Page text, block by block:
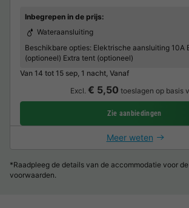
Inbegrepen in de prijs:
Wateraansluiting
Beschikbare opties: Elektrische aansluiting 10A
(optioneel) Extra tent (optioneel)
Van 14 tot 15 sep, 1 nacht, Vanaf
Excl. € 5,50 toeslagen op basis
Zie aanbiedingen
Meer weten
*Raadpleeg de details van de accommodatie voor
voorwaarden.